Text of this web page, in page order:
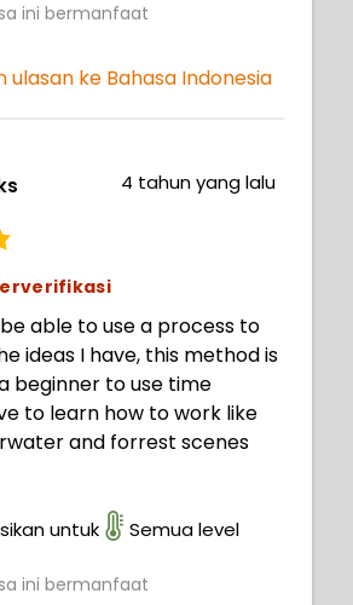
ini bermanfaat
ulasan ke Bahasa Indonesia
4 tahun yang lalu
able to use a process to
ideas I have, this method is
beginner to use time
to learn how to work like
and forrest scenes
untuk Semua level
ini bermanfaat